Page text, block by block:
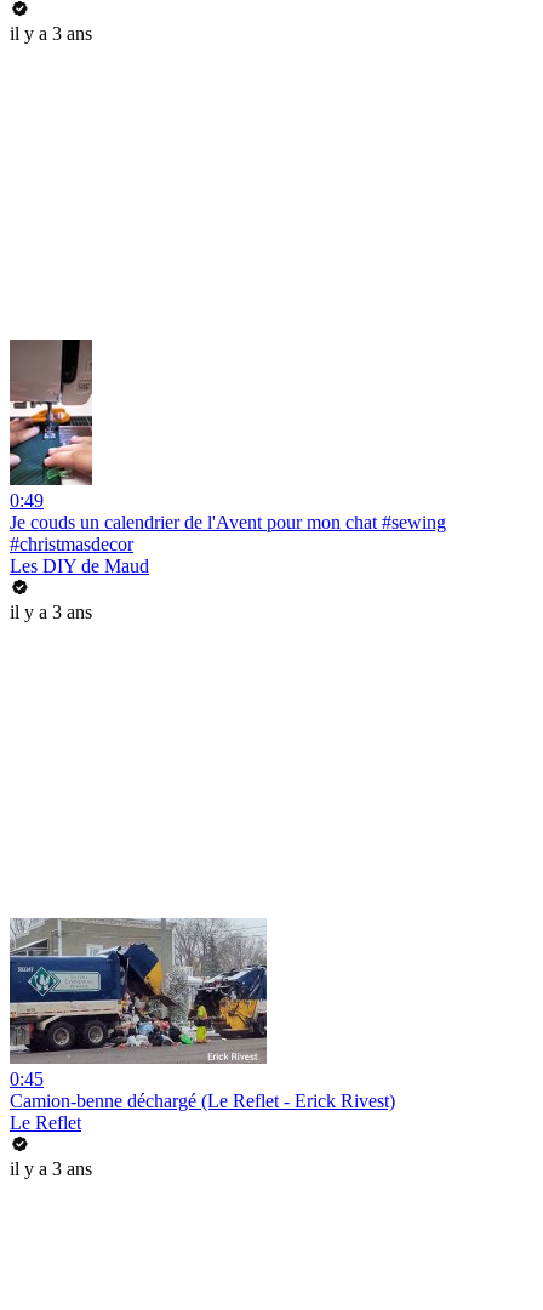
il y a 3 ans
0:49
Je couds un calendrier de l'Avent pour mon chat #sewing
#christmasdecor
Les DIY de Maud
il y a 3 ans
0:45
Camion-benne déchargé (Le Reflet - Erick Rivest)
Le Reflet
il y a 3 ans